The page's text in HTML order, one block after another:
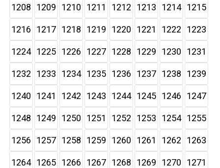
1208 1209 1210 1211 1212 1213 1214 1215
1216 1217 1218 1219 1220 1221 1222 1223
1224 1225 1226 1227 1228 1229 1230 1231
1232 1233 1234 1235 1236 1237 1238 1239
1240 1241 1242 1243 1244 1245 1246 1247
1248 1249 1250 1251 1252 1253 1254 1255
1256 1257 1258 1259 1260 1261 1262 1263
1264 1265 1266 1267 1268 1269 1270 1271